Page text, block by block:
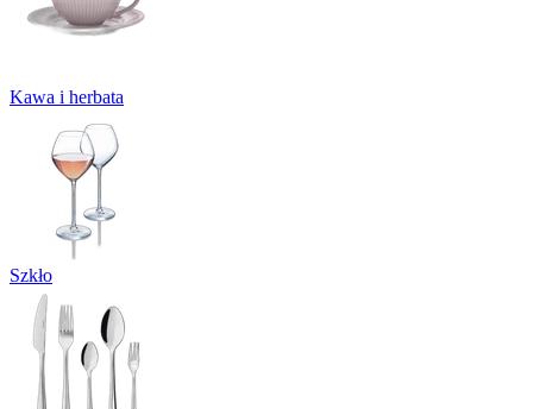
Kawa i herbata
Szkło